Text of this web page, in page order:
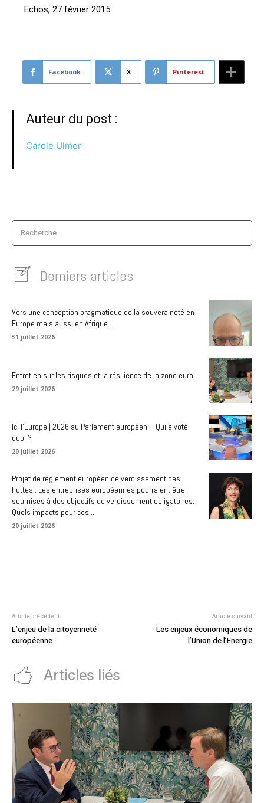
Echos, 27 février 2015
Facebook X Pinterest
Auteur du post :
Carole Ulmer
Recherche
Derniers articles
Vers une conception pragmatique de la souveraineté en
Europe mais aussi en Afrique …
31 juillet 2026
Entretien sur les risques et la résilience de la zone euro
29 juillet 2026
Ici l’Europe | 2026 au Parlement européen – Qui a voté
quoi ?
20 juillet 2026
Projet de règlement européen de verdissement des
flottes : Les entreprises européennes pourraient être
soumises à des objectifs de verdissement obligatoires.
Quels impacts pour ces...
20 juillet 2026
Article précédent
L’enjeu de la citoyenneté
européenne
Article suivant
Les enjeux économiques de
l’Union de l’Energie
Articles liés